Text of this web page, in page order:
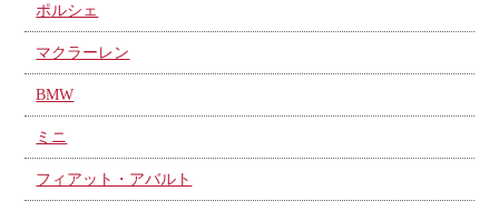
ポルシェ
マクラーレン
BMW
ミニ
フィアット・アバルト